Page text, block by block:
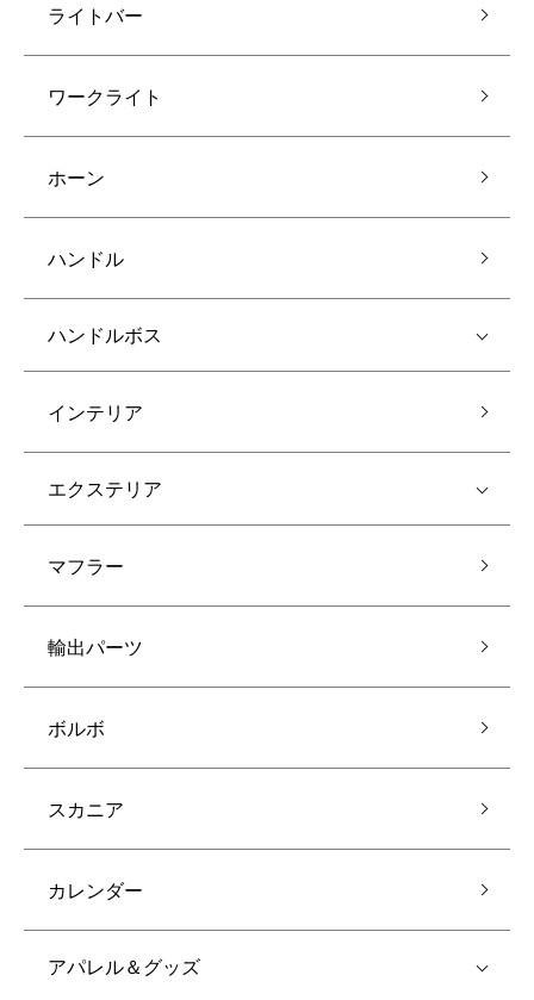
ライトバー
ワークライト
ホーン
ハンドル
ハンドルボス
インテリア
エクステリア
マフラー
輸出パーツ
ボルボ
スカニア
カレンダー
アパレル＆グッズ